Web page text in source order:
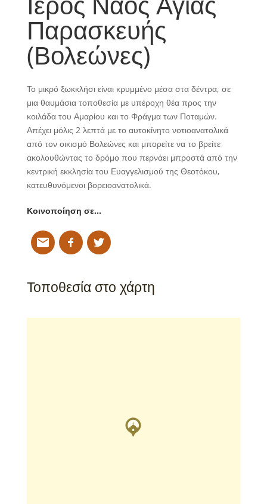
Παρασκευής
(Βολεώνες)
Το μικρό ξωκκλήσι είναι κρυμμένο μέσα στα δέντρα, σε
μια θαυμάσια τοποθεσία με υπέροχη θέα προς την
κοιλάδα του Αμαρίου και το Φράγμα των Ποταμών.
Απέχει μόλις 2 λεπτά με το αυτοκίνητο νοτιοανατολικά
από τον οικισμό Βολεώνες και μπορείτε να το βρείτε
ακολουθώντας το δρόμο που περνάει μπροστά από την
κεντρική εκκλησία του Ευαγγελισμού της Θεοτόκου,
κατευθυνόμενοι βορειοανατολικά.
Κοινοποίηση σε…
Τοποθεσία στο χάρτη